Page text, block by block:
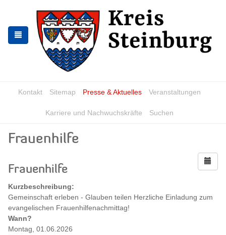
springen
springen
Kontakt Sitemap Presse & Aktuelles Veranstaltungen
Karriere und Nachwuchskräfte Suchen
Frauenhilfe
Frauenhilfe
Kurzbeschreibung:
Gemeinschaft erleben - Glauben teilen Herzliche Einladung zum
evangelischen Frauenhilfenachmittag!
Wann?
Montag, 01.06.2026